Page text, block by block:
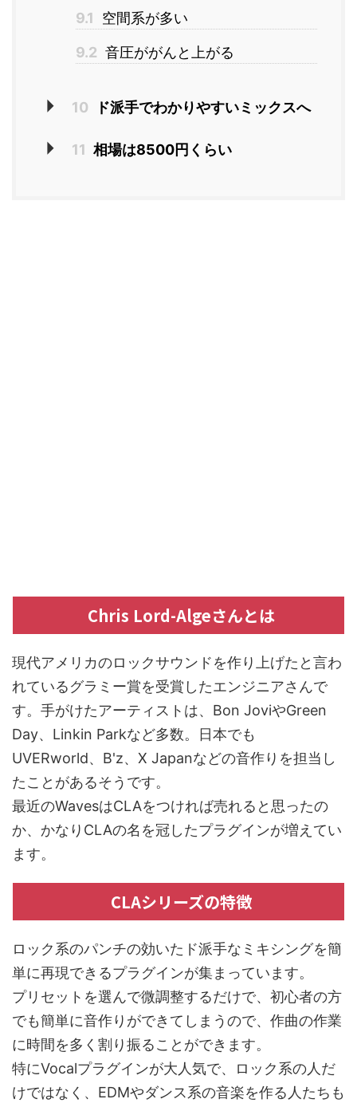
9.1
空間系が多い
9.2 音圧ががんと上がる
10 ド派手でわかりやすいミックスへ
11 相場は8500円くらい
Chris Lord-Algeさんとは
現代アメリカのロックサウンドを作り上げたと言わ
れているグラミー賞を受賞したエンジニアさんで
す。手がけたアーティストは、Bon JoviやGreen
Day、Linkin Parkなど多数。日本でも
UVERworld、B'z、X Japanなどの音作りを担当し
たことがあるそうです。
最近のWavesはCLAをつければ売れると思ったの
か、かなりCLAの名を冠したプラグインが増えてい
ます。
CLAシリーズの特徴
ロック系のパンチの効いたド派手なミキシングを簡
単に再現できるプラグインが集まっています。
プリセットを選んで微調整するだけで、初心者の方
でも簡単に音作りができてしまうので、作曲の作業
に時間を多く割り振ることができます。
特にVocalプラグインが大人気で、ロック系の人だ
けではなく、EDMやダンス系の音楽を作る人たちも